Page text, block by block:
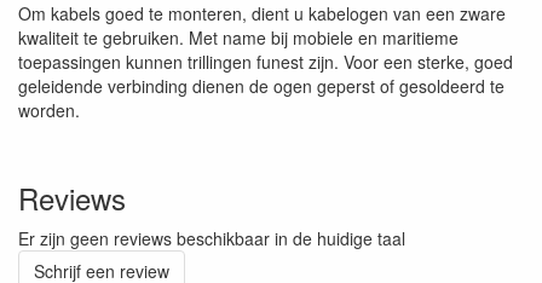
Om kabels goed te monteren, dient u kabelogen van een zware
kwaliteit te gebruiken. Met name bij mobiele en maritieme
toepassingen kunnen trillingen funest zijn. Voor een sterke, goed
geleidende verbinding dienen de ogen geperst of gesoldeerd te
worden.
Reviews
Er zijn geen reviews beschikbaar in de huidige taal
Schrijf een review